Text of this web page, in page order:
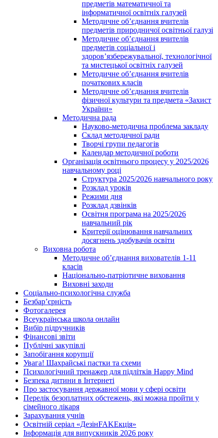
предметів математичної та
інформатичної освітніх галузей
Методичне об’єднання вчителів
предметів природничої освітньої галузі
Методичне об’єднання вчителів
предметів соціальної і
здоров’язбережувальної, технологічної
та мистецької освітніх галузей
Методичне об’єднання вчителів
початкових класів
Методичне об’єднання вчителів
фізичної культури та предмета «Захист
України»
Методична рада
Науково-методична проблема закладу
Склад методичної ради
Творчі групи педагогів
Календар методичної роботи
Організація освітнього процесу у 2025/2026
навчальному році
Структура 2025/2026 навчального року
Розклад уроків
Режими дня
Розклад дзвінків
Освітня програма на 2025/2026
навчальний рік
Критерії оцінювання навчальних
досягнень здобувачів освіти
Виховна робота
Методичне об’єднання вихователів 1-11
класів
Національно-патріотичне виховання
Виховні заходи
Соціально-психологічна служба
Безбар’єрність
Фотогалерея
Всеукраїнська школа онлайн
Вибір підручників
Фінансові звіти
Публічні закупівлі
Запобігання корупції
Увага! Шахрайські пастки та схеми
Психологічний тренажер для підлітків Happy Mind
Безпека дитини в Інтернеті
Про застосування державної мови у сфері освіти
Перелік безоплатних обстежень, які можна пройти у
сімейного лікаря
Зарахування учнів
Освітній серіал «ДезінFAKEкція»
Інформація для випускників 2026 року